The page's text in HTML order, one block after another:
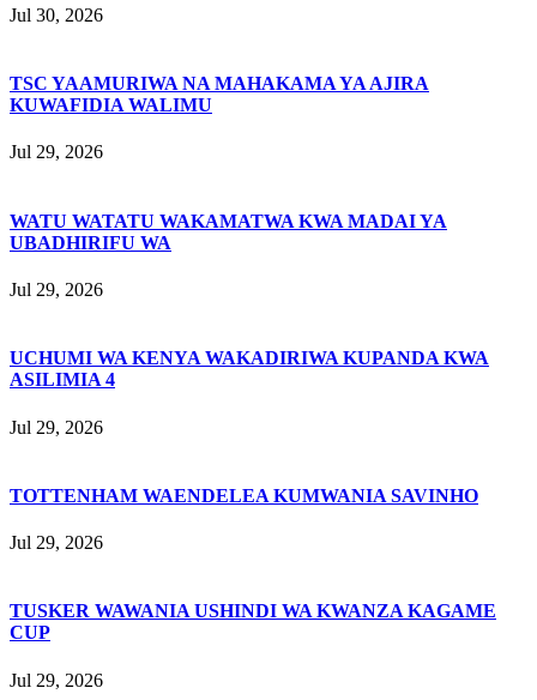
Jul 30, 2026
TSC YAAMURIWA NA MAHAKAMA YA AJIRA
KUWAFIDIA WALIMU
Jul 29, 2026
WATU WATATU WAKAMATWA KWA MADAI YA
UBADHIRIFU WA
Jul 29, 2026
UCHUMI WA KENYA WAKADIRIWA KUPANDA KWA
ASILIMIA 4
Jul 29, 2026
TOTTENHAM WAENDELEA KUMWANIA SAVINHO
Jul 29, 2026
TUSKER WAWANIA USHINDI WA KWANZA KAGAME
CUP
Jul 29, 2026